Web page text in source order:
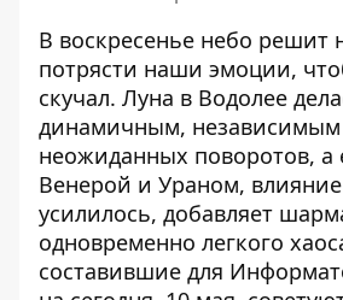
В воскресенье небо решит
потрясти наши эмоции,
скучал. Луна в Водолее
динамичным,
неожиданных поворотов, а
Венерой и Ураном,
усилилось, добавляет
одновременно легкого
составившие для